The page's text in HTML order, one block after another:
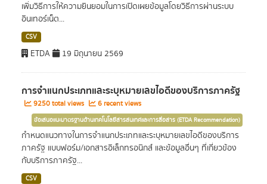
เพิ่มวิธีการให้ความยินยอมในการเปิดเผยข้อมูลโดยวิธีการผ่านระบบ
อินเทอร์เน็ต...
CSV
ETDA 19 มิถุนายน 2569
การจำแนกประเภทและระบุหมายเลขไอดีของบริการภาครัฐ
9250 total views 6 recent views
ข้อเสนอแนะมาตรฐานด้านเทคโนโลยีสารสนเทศและการสื่อสาร (ETDA Recommendation)
กำหนดแนวทางในการจำแนกประเภทและระบุหมายเลขไอดีของบริการ
ภาครัฐ แบบฟอร์ม/เอกสารอิเล็กทรอนิกส์ และข้อมูลอื่นๆ ที่เกี่ยวข้อง
กับบริการภาครัฐ...
CSV